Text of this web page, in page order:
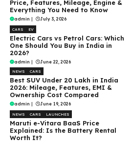
Price, Features, Mileage, Engine &
Everything You Need to Know
admin July 3, 2026
CARS EV
Electric Cars vs Petrol Cars: Which
One Should You Buy in India in
2026?
admin | June 22, 2026
NEWS CARS
Best SUV Under ₹20 Lakh in India
2026: Mileage, Features, EMI &
Ownership Cost Compared
admin | June 19, 2026
NEWS CARS LAUNCHES
Maruti e-Vitara BaaS Price
Explained: Is the Battery Rental
Worth It?